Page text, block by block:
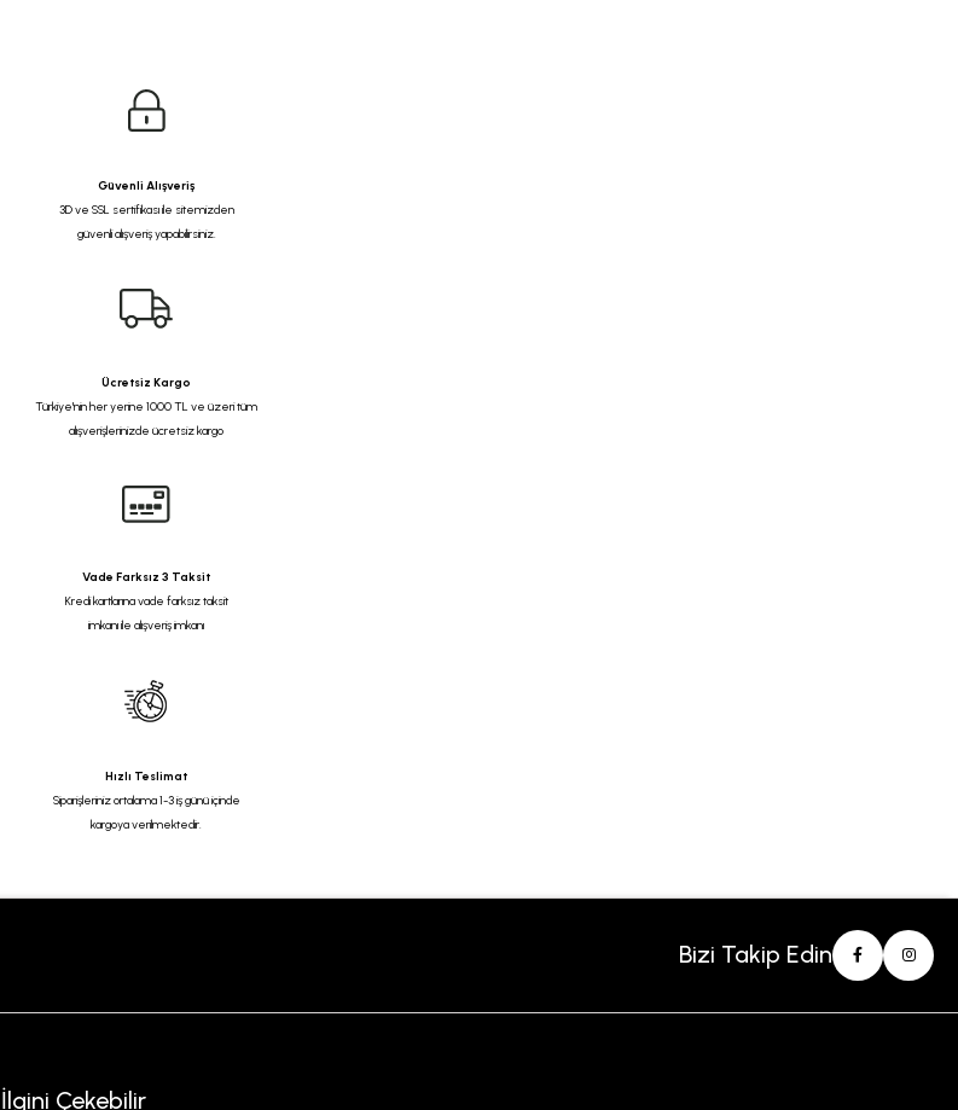
Güvenli Alışveriş
3D ve SSL sertifikası ile sitemizden
güvenli alışveriş yapabilirsiniz.
Ücretsiz Kargo
Türkiye'nin her yerine 1000 TL ve üzeri tüm
alışverişlerinizde ücretsiz kargo
Vade Farksız 3 Taksit
Kredi kartlarına vade farksız taksit
imkanı ile alışveriş imkanı
Hızlı Teslimat
Siparişleriniz ortalama 1-3 iş günü içinde
kargoya verilmektedir.
Bizi Takip Edin
İlgini Çekebilir